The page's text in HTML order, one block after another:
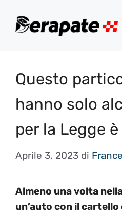
Questo
hanno solo
per la Legge
Aprile 3, 2023 di
Almeno una volta
un’auto con il cartello